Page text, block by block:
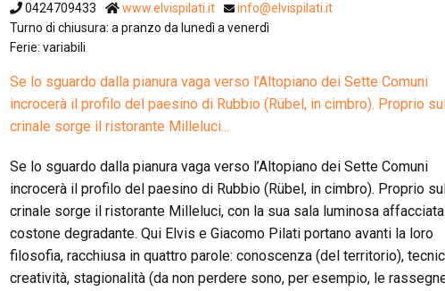
0424709433 www.elvispilati.it
info@elvispilati.it
Turno di chiusura: a pranzo da lunedì a venerdì
Ferie: variabili
Se lo sguardo dalla pianura vaga verso l’Altopiano dei Sette Comuni
incrocerà il profilo del paesino di Rubbio (Rübel, in cimbro). Proprio sul
crinale sorge il ristorante Milleluci...
Se lo sguardo dalla pianura vaga verso l’Altopiano dei Sette Comuni
incrocerà il profilo del paesino di Rubbio (Rübel, in cimbro). Proprio sul
crinale sorge il ristorante Milleluci, con la sua sala luminosa affacciata
costone degradante. Qui Elvis e Giacomo Pilati portano avanti la loro
filosofia, racchiusa in quattro parole: conoscenza (del territorio),
creatività, stagionalità (da non perdere sono, per esempio, le